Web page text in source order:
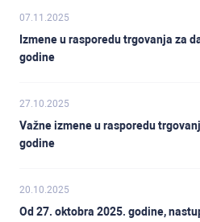
07.11.2025
Izmene u rasporedu trgovanja za
godine
27.10.2025
Važne izmene u rasporedu
godine
20.10.2025
Od 27. oktobra 2025. godine,